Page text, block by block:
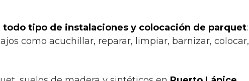
todo tipo de instalaciones y colocación de parquet:
como acuchillar, reparar, limpiar, barnizar, colocar,